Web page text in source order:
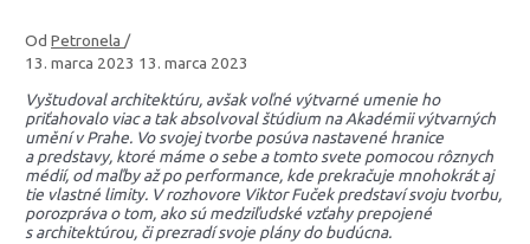
Od Petronela /
13. marca 2023 13. marca 2023
Vyštudoval architektúru, avšak voľné výtvarné umenie ho
priťahovalo viac a tak absolvoval štúdium na Akadémii výtvarných
umění v Prahe. Vo svojej tvorbe posúva nastavené hranice
a predstavy, ktoré máme o sebe a tomto svete pomocou rôznych
médií, od maľby až po performance, kde prekračuje mnohokrát aj
tie vlastné limity. V rozhovore Viktor Fuček predstaví svoju tvorbu,
porozpráva o tom, ako sú medziľudské vzťahy prepojené
s architektúrou, či prezradí svoje plány do budúcna.